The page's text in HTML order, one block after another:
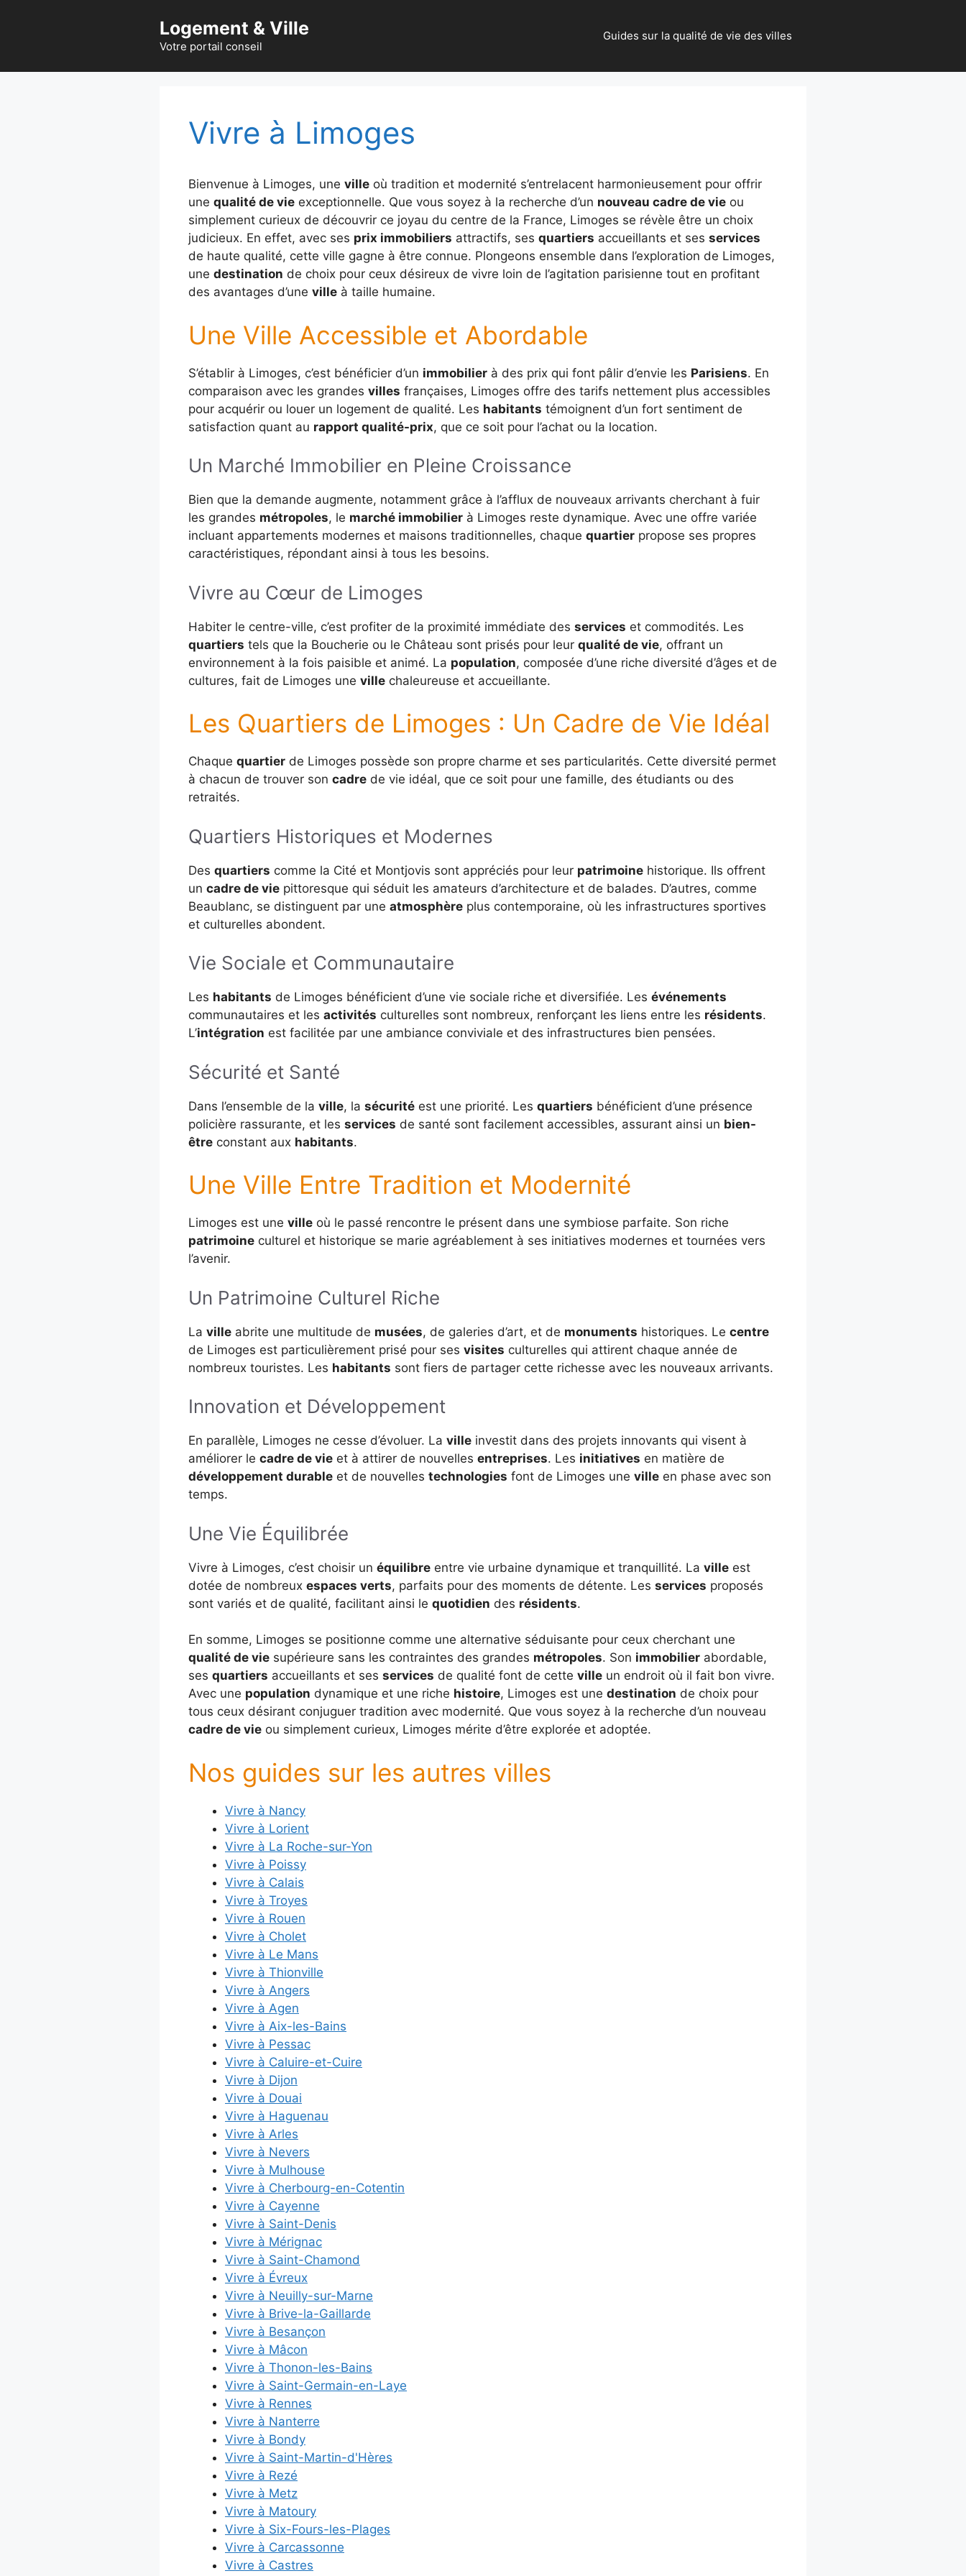
Logement & Ville
Votre portail conseil
Guides sur la qualité de vie des villes
Vivre à Limoges
Bienvenue à Limoges, une ville où tradition et modernité s’entrelacent harmonieusement pour offrir
une qualité de vie exceptionnelle. Que vous soyez à la recherche d’un nouveau cadre de vie ou
simplement curieux de découvrir ce joyau du centre de la France, Limoges se révèle être un choix
judicieux. En effet, avec ses prix immobiliers attractifs, ses quartiers accueillants et ses services
de haute qualité, cette ville gagne à être connue. Plongeons ensemble dans l’exploration de Limoges,
une destination de choix pour ceux désireux de vivre loin de l’agitation parisienne tout en profitant
des avantages d’une ville à taille humaine.
Une Ville Accessible et Abordable
S’établir à Limoges, c’est bénéficier d’un immobilier à des prix qui font pâlir d’envie les Parisiens. En
comparaison avec les grandes villes françaises, Limoges offre des tarifs nettement plus accessibles
pour acquérir ou louer un logement de qualité. Les habitants témoignent d’un fort sentiment de
satisfaction quant au rapport qualité-prix, que ce soit pour l’achat ou la location.
Un Marché Immobilier en Pleine Croissance
Bien que la demande augmente, notamment grâce à l’afflux de nouveaux arrivants cherchant à fuir
les grandes métropoles, le marché immobilier à Limoges reste dynamique. Avec une offre variée
incluant appartements modernes et maisons traditionnelles, chaque quartier propose ses propres
caractéristiques, répondant ainsi à tous les besoins.
Vivre au Cœur de Limoges
Habiter le centre-ville, c’est profiter de la proximité immédiate des services et commodités. Les
quartiers tels que la Boucherie ou le Château sont prisés pour leur qualité de vie, offrant un
environnement à la fois paisible et animé. La population, composée d’une riche diversité d’âges et de
cultures, fait de Limoges une ville chaleureuse et accueillante.
Les Quartiers de Limoges : Un Cadre de Vie Idéal
Chaque quartier de Limoges possède son propre charme et ses particularités. Cette diversité permet
à chacun de trouver son cadre de vie idéal, que ce soit pour une famille, des étudiants ou des
retraités.
Quartiers Historiques et Modernes
Des quartiers comme la Cité et Montjovis sont appréciés pour leur patrimoine historique. Ils offrent
un cadre de vie pittoresque qui séduit les amateurs d’architecture et de balades. D’autres, comme
Beaublanc, se distinguent par une atmosphère plus contemporaine, où les infrastructures sportives
et culturelles abondent.
Vie Sociale et Communautaire
Les habitants de Limoges bénéficient d’une vie sociale riche et diversifiée. Les événements
communautaires et les activités culturelles sont nombreux, renforçant les liens entre les résidents.
L’intégration est facilitée par une ambiance conviviale et des infrastructures bien pensées.
Sécurité et Santé
Dans l’ensemble de la ville, la sécurité est une priorité. Les quartiers bénéficient d’une présence
policière rassurante, et les services de santé sont facilement accessibles, assurant ainsi un bien-
être constant aux habitants.
Une Ville Entre Tradition et Modernité
Limoges est une ville où le passé rencontre le présent dans une symbiose parfaite. Son riche
patrimoine culturel et historique se marie agréablement à ses initiatives modernes et tournées vers
l’avenir.
Un Patrimoine Culturel Riche
La ville abrite une multitude de musées, de galeries d’art, et de monuments historiques. Le centre
de Limoges est particulièrement prisé pour ses visites culturelles qui attirent chaque année de
nombreux touristes. Les habitants sont fiers de partager cette richesse avec les nouveaux arrivants.
Innovation et Développement
En parallèle, Limoges ne cesse d’évoluer. La ville investit dans des projets innovants qui visent à
améliorer le cadre de vie et à attirer de nouvelles entreprises. Les initiatives en matière de
développement durable et de nouvelles technologies font de Limoges une ville en phase avec son
temps.
Une Vie Équilibrée
Vivre à Limoges, c’est choisir un équilibre entre vie urbaine dynamique et tranquillité. La ville est
dotée de nombreux espaces verts, parfaits pour des moments de détente. Les services proposés
sont variés et de qualité, facilitant ainsi le quotidien des résidents.
En somme, Limoges se positionne comme une alternative séduisante pour ceux cherchant une
qualité de vie supérieure sans les contraintes des grandes métropoles. Son immobilier abordable,
ses quartiers accueillants et ses services de qualité font de cette ville un endroit où il fait bon vivre.
Avec une population dynamique et une riche histoire, Limoges est une destination de choix pour
tous ceux désirant conjuguer tradition avec modernité. Que vous soyez à la recherche d’un nouveau
cadre de vie ou simplement curieux, Limoges mérite d’être explorée et adoptée.
Nos guides sur les autres villes
Vivre à Nancy
Vivre à Lorient
Vivre à La Roche-sur-Yon
Vivre à Poissy
Vivre à Calais
Vivre à Troyes
Vivre à Rouen
Vivre à Cholet
Vivre à Le Mans
Vivre à Thionville
Vivre à Angers
Vivre à Agen
Vivre à Aix-les-Bains
Vivre à Pessac
Vivre à Caluire-et-Cuire
Vivre à Dijon
Vivre à Douai
Vivre à Haguenau
Vivre à Arles
Vivre à Nevers
Vivre à Mulhouse
Vivre à Cherbourg-en-Cotentin
Vivre à Cayenne
Vivre à Saint-Denis
Vivre à Mérignac
Vivre à Saint-Chamond
Vivre à Évreux
Vivre à Neuilly-sur-Marne
Vivre à Brive-la-Gaillarde
Vivre à Besançon
Vivre à Mâcon
Vivre à Thonon-les-Bains
Vivre à Saint-Germain-en-Laye
Vivre à Rennes
Vivre à Nanterre
Vivre à Bondy
Vivre à Saint-Martin-d'Hères
Vivre à Rezé
Vivre à Metz
Vivre à Matoury
Vivre à Six-Fours-les-Plages
Vivre à Carcassonne
Vivre à Castres